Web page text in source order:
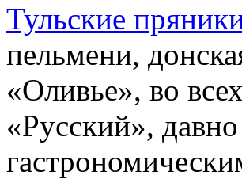
Тульские
пельмени,
«Оливье», во
«Русский»,